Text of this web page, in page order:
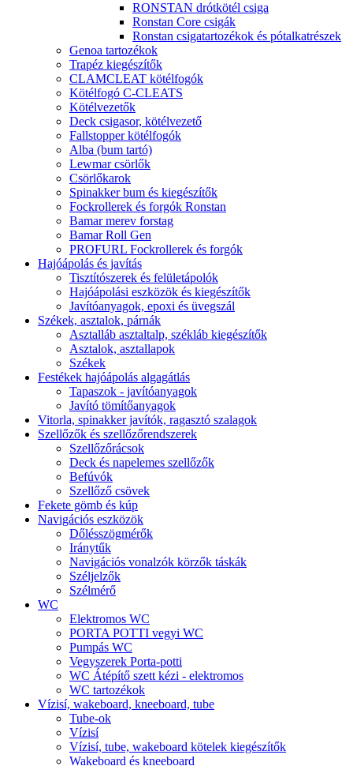
RONSTAN drótkötél csiga
Ronstan Core csigák
Ronstan csigatartozékok és pótalkatrészek
Genoa tartozékok
Trapéz kiegészítők
CLAMCLEAT kötélfogók
Kötélfogó C-CLEATS
Kötélvezetők
Deck csigasor, kötélvezető
Fallstopper kötélfogók
Alba (bum tartó)
Lewmar csörlők
Csörlőkarok
Spinakker bum és kiegészítők
Fockrollerek és forgók Ronstan
Bamar merev forstag
Bamar Roll Gen
PROFURL Fockrollerek és forgók
Hajóápolás és javítás
Tisztítószerek és felületápolók
Hajóápolási eszközök és kiegészítők
Javítóanyagok, epoxi és üvegszál
Székek, asztalok, párnák
Asztalláb asztaltalp, székláb kiegészítők
Asztalok, asztallapok
Székek
Festékek hajóápolás algagátlás
Tapaszok - javítóanyagok
Javító tömítőanyagok
Vitorla, spinakker javítók, ragasztó szalagok
Szellőzők és szellőzőrendszerek
Szellőzőrácsok
Deck és napelemes szellőzők
Befúvók
Szellőző csövek
Fekete gömb és kúp
Navigációs eszközök
Dőlésszögmérők
Iránytűk
Navigációs vonalzók körzők táskák
Széljelzők
Szélmérő
WC
Elektromos WC
PORTA POTTI vegyi WC
Pumpás WC
Vegyszerek Porta-potti
WC Átépítő szett kézi - elektromos
WC tartozékok
Vízisí, wakeboard, kneeboard, tube
Tube-ok
Vízisí
Vízisí, tube, wakeboard kötelek kiegészítők
Wakeboard és kneeboard